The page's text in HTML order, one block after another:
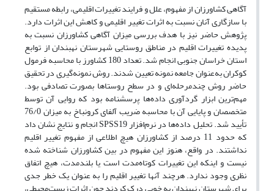
آگاهی کشاورزان از مفهوم، علل و فرایند تغییرات اقلیمی، رابطه مستقیم
با سازگاری آنان نسبت به اثرات تغییر اقلیمی و کاهش این اثرات دارد.
پژوهش حاضر نیز با هدف بررسی میزان آگاهی کشاورزان نسبت به
پدیده تغییرات اقلیم در مناطق روستایی شهرستان نهبندان از توابع
استان خراسان جنوبی انجام شد. تعداد 180 کشاورز با محاسبه فرمول
کوکران به‌عنوان جامعه نمونه تعیین شدند. روش نمونه‌گیری در تحقیق
حاضر روش چندمرحله‌ای و در سطح روستاها بصورت تصادفی بود.
مهم‌ترین ابزار گردآوری داده‌ها پرسشنامه بود که روایی آن توسط
متخصصان و پایایی آن با محاسبه ضریب آلفای کرونباخ به میزان 76/0
تأیید شد. تحلیل داده‌ها در نرم‌افزار SPSS19 انجام و نتایج نشان داد
که حدود 11 درصد از کشاورزان هیچ اطلاعی از مفهوم تغییر اقلیم
نداشتند. در واقع، هنوز این مفهوم در بین کشاورزان شناخته شده
نیست و اینکه این تغییرات کوتاه‌مدت است یا بلندمدت، هیچ اتفاق
نظری وجود ندارد. هرچند آنها تغییر اقلیم را به عنوان یک خطر جدی